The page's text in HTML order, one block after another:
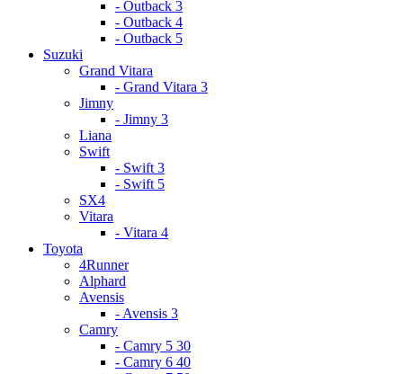
- Outback 3
- Outback 4
- Outback 5
Suzuki
Grand Vitara
- Grand Vitara 3
Jimny
- Jimny 3
Liana
Swift
- Swift 3
- Swift 5
SX4
Vitara
- Vitara 4
Toyota
4Runner
Alphard
Avensis
- Avensis 3
Camry
- Camry 5 30
- Camry 6 40